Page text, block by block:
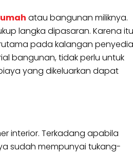
atau bangunan miliknya.
langka dipasaran. Karena
pada kalangan penyedia
bangunan, tidak perlu untuk
yang dikeluarkan dapat
interior. Terkadang apabila
sudah mempunyai tukang-